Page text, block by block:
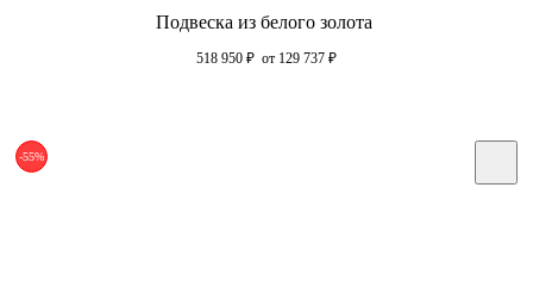
Подвеска из белого золота
518 950 ₽ от 129 737 ₽
-55%